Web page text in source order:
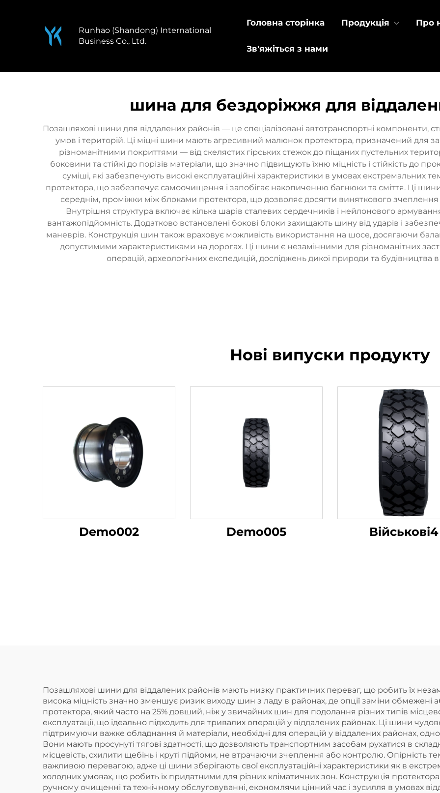
Runhao (Shandong) International
Business Co., Ltd.
Головна сторінка Продукція Про
Зв'яжіться з нами
шина для бездоріжжя для
Позашляхові шини для віддалених районів — це спеціалізовані автотранспортні компоненти,
умов і територій. Ці міцні шини мають агресивний малюнок протектора, призначений для
різноманітними покриттями — від скелястих гірських стежок до піщаних пустельних
боковини та стійкі до порізів матеріали, що значно підвищують їхню міцність і стійкість до
суміші, які забезпечують високі експлуатаційні характеристики в умовах екстремальних
протектора, що забезпечує самоочищення і запобігає накопиченню багнюки та сміття. Ці
середнім, проміжки між блоками протектора, що дозволяє досягти виняткового зчеплення
Внутрішня структура включає кілька шарів сталевих сердечників і нейлонового
вантажопідйомність. Додатково встановлені бокові блоки захищають шину від ударів і
маневрів. Конструкція шин також враховує можливість використання на шосе, досягаючи
допустимими характеристиками на дорогах. Ці шини є незамінними для різноманітних
операцій, археологічних експедицій, досліджень дикої природи та будівництва
Нові випуски продукту
Demo002 Demo005 Військові4
Позашляхові шини для віддалених районів мають низку практичних переваг, що робить їх
висока міцність значно зменшує ризик виходу шин з ладу в районах, де опції заміни обмежені
протектора, який часто на 25% довший, ніж у звичайних шин для подолання різних типів
експлуатації, що ідеально підходить для тривалих операцій у віддалених районах. Ці шини
підтримуючи важке обладнання й матеріали, необхідні для операцій у віддалених районах,
Вони мають просунуті тягові здатності, що дозволяють транспортним засобам рухатися в
місцевість, схилити щебінь і круті підйоми, не втрачаючи зчеплення або контролю.
важливою перевагою, адже ці шини зберігають свої експлуатаційні характеристики як в
холодних умовах, що робить їх придатними для різних кліматичних зон. Конструкція
ручному очищенні та технічному обслуговуванні, економлячи цінний час і зусилля в умовах